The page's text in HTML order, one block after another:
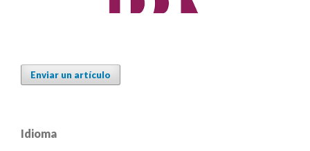
Enviar un artículo
Idioma